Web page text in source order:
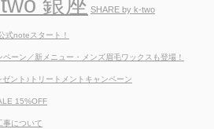
SHARE by k-two
式noteスタート！
ペーン／新メニュー・メンズ眉毛ワックスも登場！
ント♪トリートメントキャンペーン
15%OFF
事について